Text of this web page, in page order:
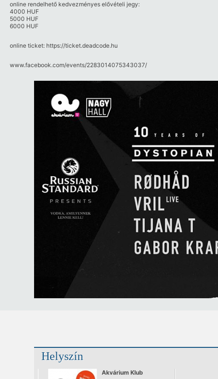
online rendelhető kedvezményes elővételi jegy:
4000 HUF
5000 HUF
6000 HUF
online ticket: https://ticket.deadcode.hu
www.facebook.com/​events/​2283014075343037/​
Helyszín
Akvárium Klub